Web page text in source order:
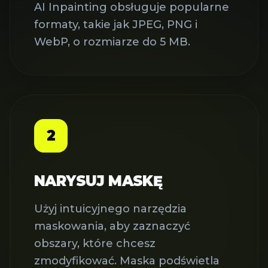
AI Inpainting obsługuje popularne
formaty, takie jak JPEG, PNG i
WebP, o rozmiarze do 5 MB.
2
NARYSUJ MASKĘ
Użyj intuicyjnego narzędzia
maskowania, aby zaznaczyć
obszary, które chcesz
zmodyfikować. Maska podświetla